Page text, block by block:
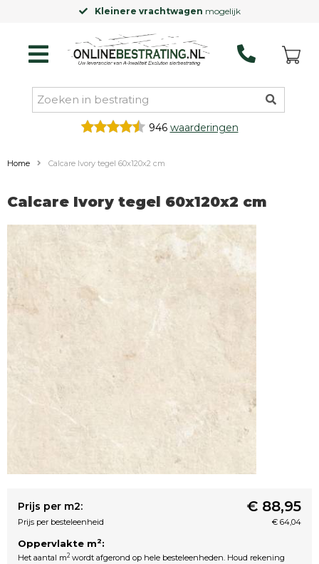
Kleinere vrachtwagen mogelijk
946 waarderingen
Home Calcare Ivory tegel 60x120x2 cm
Calcare Ivory tegel 60x120x2 cm
Prijs per m2: € 88,95
Prijs per besteleenheid € 64,04
Oppervlakte m2:
Het aantal m2 wordt afgerond op hele besteleenheden. Houd rekening